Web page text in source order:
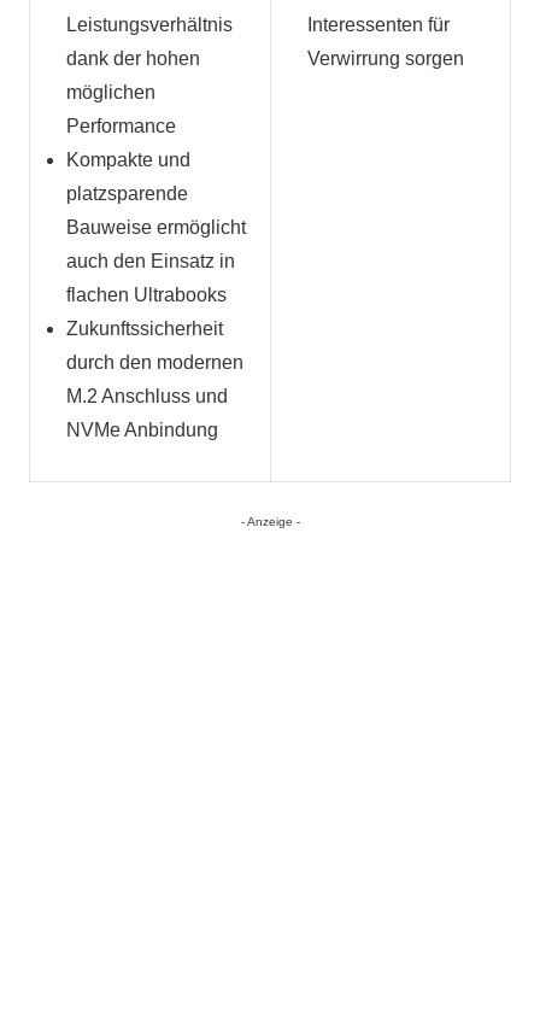
Leistungsverhältnis
dank der hohen
möglichen
Performance
Kompakte und
platzsparende
Bauweise ermöglicht
auch den Einsatz in
flachen Ultrabooks
Zukunftssicherheit
durch den modernen
M.2 Anschluss und
NVMe Anbindung
Interessenten für
Verwirrung sorgen
- Anzeige -